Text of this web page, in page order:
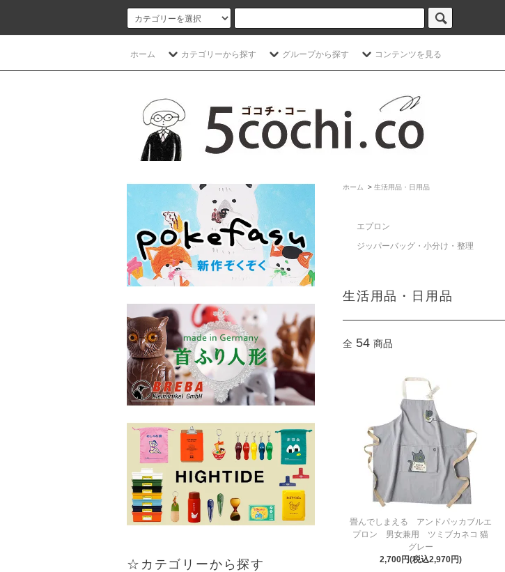
ホーム カテゴリーから探す グループから探す コンテンツを見る
ホーム > 生活用品・日用品
エプロン
ジッパーバッグ・小分け・整理
生活用品・日用品
全 54 商品
畳んでしまえる アンドパッカブルエ
プロン 男女兼用 ツミブカネコ 猫
グレー
2,700円(税込2,970円)
☆カテゴリーから探す